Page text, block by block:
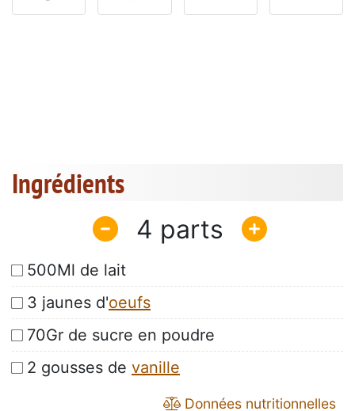
Ingrédients
4
500Ml de lait
3 jaunes d'oeufs
70Gr de sucre en poudre
2 gousses de vanille
Données nutritionnelles